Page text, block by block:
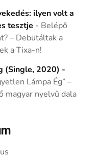
ilyen volt a
tesztje - Belépő
– Debütáltak a
a Tixa-n!
(Single, 2020) -
Lámpa Ég” –
magyar nyelvű dala